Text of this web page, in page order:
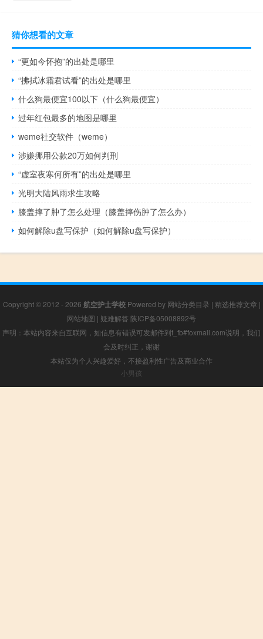
猜你想看的文章
“更如今怀抱”的出处是哪里
“拂拭冰霜君试看”的出处是哪里
什么狗最便宜100以下（什么狗最便宜）
过年红包最多的地图是哪里
weme社交软件（weme）
涉嫌挪用公款20万如何判刑
“虚室夜寒何所有”的出处是哪里
光明大陆风雨求生攻略
膝盖摔了肿了怎么处理（膝盖摔伤肿了怎么办）
如何解除u盘写保护（如何解除u盘写保护）
Copyright © 2012 - 2026 航空护士学校Powered by 网站分类目录 | 精选推荐文章 |
网站地图 | 疑难解答 陕ICP备05008892号
声明：本站内容来自互联网，如信息有错误可发邮件到f_fb#foxmail.com说明，我们
会及时纠正，谢谢
本站仅为个人兴趣爱好，不接盈利性广告及商业合作
小男孩